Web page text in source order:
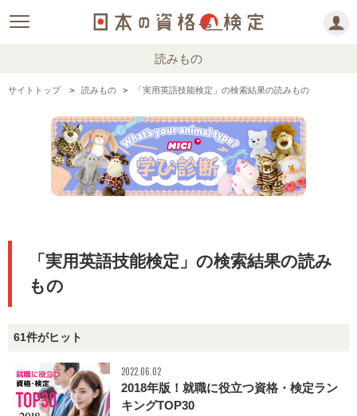
読みもの
サイトトップ 読みもの 「実用英語技能検定」の検索結果の読みもの
「実用英語技能検定」の検索結果の読み
もの
61件がヒット
2022.06.02
2018年版！就職に役立つ資格・検定ラン
キングTOP30